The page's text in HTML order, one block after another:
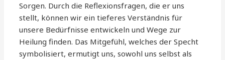
Sorgen. Durch die Reflexionsfragen, die er uns
stellt, können wir ein tieferes Verständnis für
unsere Bedürfnisse entwickeln und Wege zur
Heilung finden. Das Mitgefühl, welches der Specht
symbolisiert, ermutigt uns, sowohl uns selbst als